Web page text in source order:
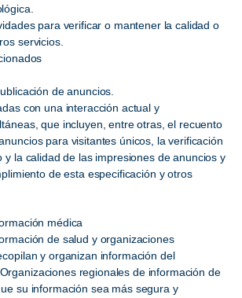
para verificar o mantener la calidad o
servicios.
de anuncios.
con una interacción actual y
que incluyen, entre otras, el recuento
para visitantes únicos, la verificación
y la calidad de las impresiones de anuncios y
de esta especificación y otros
médica
de salud y organizaciones
y organizan información del
regionales de información de
su información sea más segura y